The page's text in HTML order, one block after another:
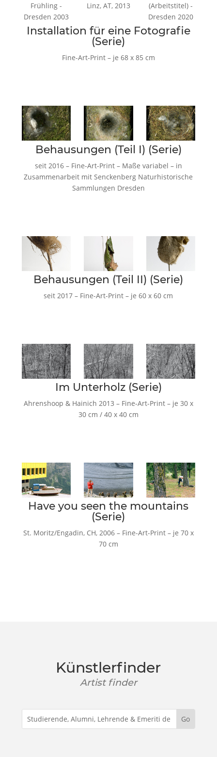
Frühling -
Dresden 2003
Linz, AT, 2013
(Arbeitstitel) -
Dresden 2020
Installation für eine Fotografie
(Serie)
Fine-Art-Print – je 68 x 85 cm
Behausungen (Teil I) (Serie)
seit 2016 – Fine-Art-Print – Maße variabel – in
Zusammenarbeit mit Senckenberg Naturhistorische
Sammlungen Dresden
Behausungen (Teil II) (Serie)
seit 2017 – Fine-Art-Print – je 60 x 60 cm
Im Unterholz (Serie)
Ahrenshoop & Hainich 2013 – Fine-Art-Print – je 30 x
30 cm / 40 x 40 cm
Have you seen the mountains
(Serie)
St. Moritz/Engadin, CH, 2006 – Fine-Art-Print – je 70 x
70 cm
Künstlerfinder
Artist finder